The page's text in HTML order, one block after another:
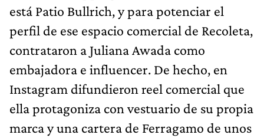
está Patio Bullrich, y para potenciar el
perfil de ese espacio comercial de Recoleta,
contrataron a Juliana Awada como
embajadora e influencer. De hecho, en
Instagram difundieron reel comercial que
ella protagoniza con vestuario de su propia
marca y una cartera de Ferragamo de unos